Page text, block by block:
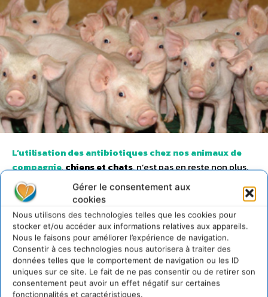
Gérer le consentement aux
cookies
Nous utilisons des technologies telles que les cookies pour
stocker et/ou accéder aux informations relatives aux appareils.
Nous le faisons pour améliorer l’expérience de navigation.
Consentir à ces technologies nous autorisera à traiter des
données telles que le comportement de navigation ou les ID
uniques sur ce site. Le fait de ne pas consentir ou de retirer son
consentement peut avoir un effet négatif sur certaines
fonctionnalités et caractéristiques.
L’utilisation des antibiotiques chez nos animaux de
compagnie, chiens et chats, n’est pas en reste non plus.
Leur utilisationa augmenté de 80% en France en dix
ans. Nous vivons en contact étroit avec eux, nous pouvons
leur transmettre des bactéries résistantes comme ils
peuvent nous en transmettre également. Enfin,quand
nous prenons des antibiotiques ou que nous en
donnons à nos animaux, une partie significative est
écrêtée sous forme active: nous rejetons ainsi 80% de
l’amoxycilline que nous prenons,intacte dans nos urines